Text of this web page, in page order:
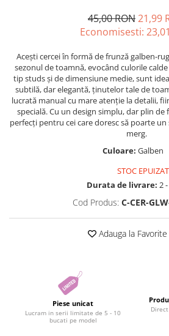
45,00 RON21,99
Economisesti: 23,01
Acești cercei în formă de frunză galben-
sezonul de toamnă, evocând culorile
tip studs și de dimensiune medie, sunt
subtilă, dar elegantă, ținutelor tale de
lucrată manual cu mare atenție la detalii,
specială. Cu un design simplu, dar plin de
perfecți pentru cei care doresc să poarte
merg.
Culoare: Galben
STOC EPUIZAT
Durata de livrare: 2
Cod Produs: C-CER-
Adauga la Favorite
Piese unicat
Lucram in serii limitate de 5 - 10
bucati pe model